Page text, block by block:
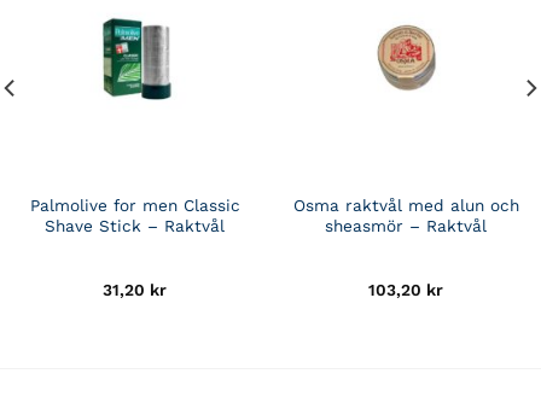
Palmolive for men Classic
Shave Stick – Raktvål
31,20 kr
Osma raktvål med alun och
sheasmör – Raktvål
103,20 kr